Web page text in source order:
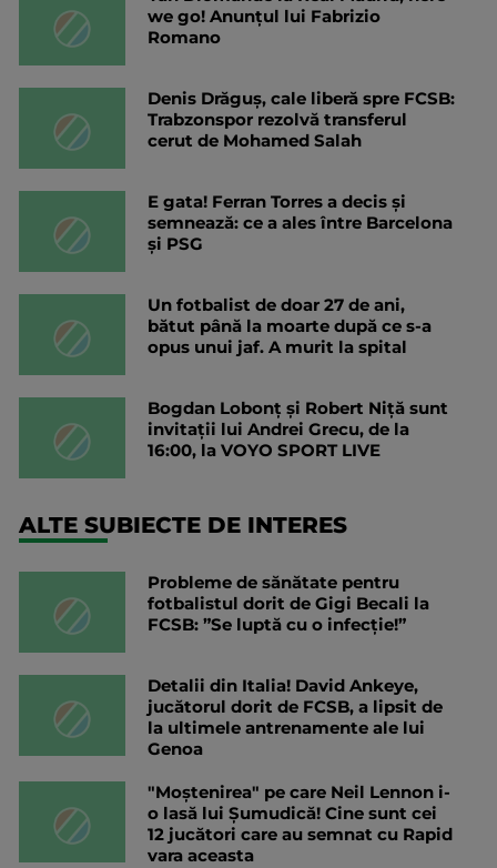
we go! Anunțul lui Fabrizio
Romano
Denis Drăguș, cale liberă spre FCSB:
Trabzonspor rezolvă transferul
cerut de Mohamed Salah
E gata! Ferran Torres a decis și
semnează: ce a ales între Barcelona
și PSG
Un fotbalist de doar 27 de ani,
bătut până la moarte după ce s-a
opus unui jaf. A murit la spital
Bogdan Lobonț și Robert Niță sunt
invitații lui Andrei Grecu, de la
16:00, la VOYO SPORT LIVE
ALTE SUBIECTE DE INTERES
Probleme de sănătate pentru
fotbalistul dorit de Gigi Becali la
FCSB: ”Se luptă cu o infecție!”
Detalii din Italia! David Ankeye,
jucătorul dorit de FCSB, a lipsit de
la ultimele antrenamente ale lui
Genoa
"Moștenirea" pe care Neil Lennon i-
o lasă lui Șumudică! Cine sunt cei
12 jucători care au semnat cu Rapid
vara aceasta